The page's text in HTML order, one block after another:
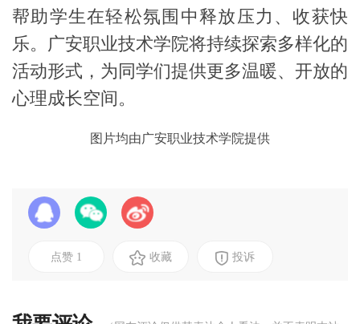
帮助学生在轻松氛围中释放压力、收获快
乐。 广安职业技术学院将持续探索多样化的
活动形式，为同学们提供更多温暖、开放的
心理成长空间。
图片均由广安职业技术学院提供
点赞 1 收藏 投诉